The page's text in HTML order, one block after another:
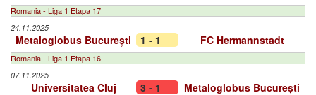
Romania - Liga 1 Etapa 17
24.11.2025
Metaloglobus București 1 - 1 FC Hermannstadt
Romania - Liga 1 Etapa 16
07.11.2025
Universitatea Cluj 3 - 1 Metaloglobus București